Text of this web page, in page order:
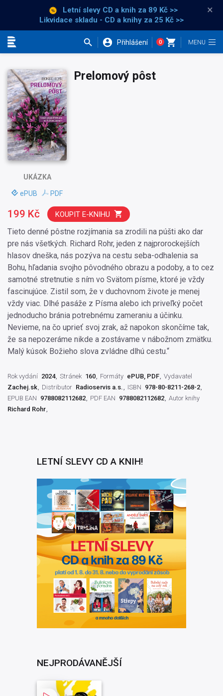
Letní slevy CD a knih za 89 Kč >>
Likvidace skladu - CD a knihy za 25 Kč >>
×
Přihlášení 0
UKÁZKA
ePUB PDF
Prelomový pôst
Tieto denné pôstne rozjímania sa zrodili na púšti ako dar
pre nás všetkých. Richard Rohr, jeden z najprorockejších
hlasov dneška, nás pozýva na cestu seba-odhalenia sa
Bohu, hľadania svojho pôvodného obrazu a podoby, a to cez
samotné stretnutie s ním vo Svätom písme, ktoré je vždy
fascinujúce. Zistil som, že v duchovnom živote je menej
vždy viac. Dlhé pasáže z Písma alebo ich priveľký počet
jednoducho bránia potrebnému zameraniu a účinku.
Nevieme, na čo uprieť svoj zrak, až napokon skončíme tak,
že sa nepozeráme nikde a zostávame v nábožnom zmätku.
Malý kúsok Božieho slova zvládne dlhú cestu.“
199 Kč KOUPIT E-KNIHU
Rok vydání 2024 Stránek 160 Formáty ePUB, PDF Vydavatel
Zachej.sk
Distributor Radioservis a.s. ISBN 978-80-8211-268-2
EPUB EAN 9788082112682 PDF EAN 9788082112682 Autor knihy
Richard Rohr
LETNÍ SLEVY CD A KNIH!
NEJPRODÁVANĚJŠÍ